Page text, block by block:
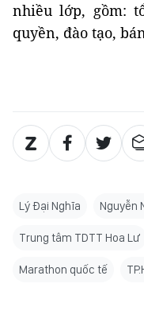
nhiều lớp, gồm:
quyền, đào tạo,
Lý Đại Nghĩa Nguyễn
Trung tâm TDTT Hoa Lư
Marathon quốc tế